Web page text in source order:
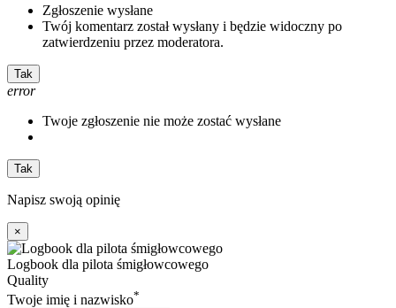
Zgłoszenie wysłane
Twój komentarz został wysłany i będzie widoczny po
zatwierdzeniu przez moderatora.
Tak
error
Twoje zgłoszenie nie może zostać wysłane
Tak
Napisz swoją opinię
×
Logbook dla pilota śmigłowcowego
Quality
Twoje imię i nazwisko*